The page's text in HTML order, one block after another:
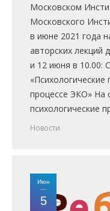
Московском
Московского
в июне 2021 года
авторских лекций
и 12 июня в 10.00:
процессе ЭКО» На
психологические
Новости
Июн
5